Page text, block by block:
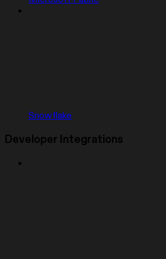
Snowflake
Developer Integrations